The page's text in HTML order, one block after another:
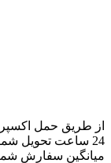
از طریق حمل
24 ساعت تحویل
میانگین سفارش شما طی 3 الی 5 روز تحویل